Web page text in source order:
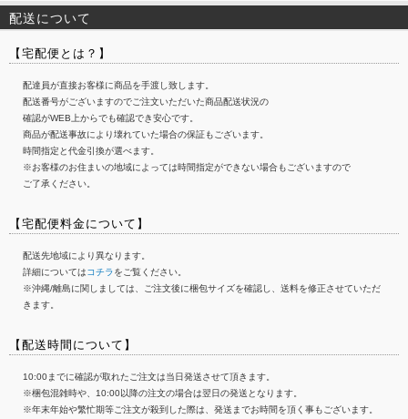
配送について
【宅配便とは？】
配達員が直接お客様に商品を手渡し致します。
配送番号がございますのでご注文いただいた商品配送状況の
確認がWEB上からでも確認でき安心です。
商品が配送事故により壊れていた場合の保証もございます。
時間指定と代金引換が選べます。
※お客様のお住まいの地域によっては時間指定ができない場合もございますので
ご了承ください。
【宅配便料金について】
配送先地域により異なります。
詳細についてはコチラをご覧ください。
※沖縄/離島に関しましては、ご注文後に梱包サイズを確認し、送料を修正させていただ
きます。
【配送時間について】
10:00までに確認が取れたご注文は当日発送させて頂きます。
※梱包混雑時や、10:00以降の注文の場合は翌日の発送となります。
※年末年始や繁忙期等ご注文が殺到した際は、発送までお時間を頂く事もございます。